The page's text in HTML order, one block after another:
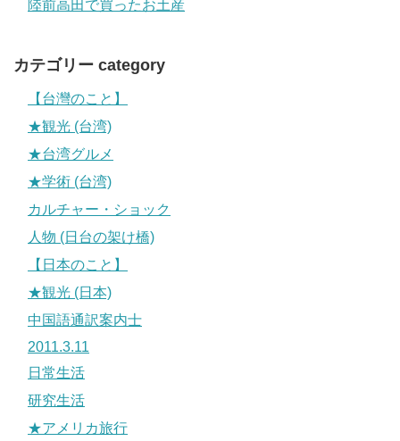
陸前高田で買ったお土産
カテゴリー category
【台灣のこと】
★観光 (台湾)
★台湾グルメ
★学術 (台湾)
カルチャー・ショック
人物 (日台の架け橋)
【日本のこと】
★観光 (日本)
中国語通訳案内士
2011.3.11
日常生活
研究生活
★アメリカ旅行